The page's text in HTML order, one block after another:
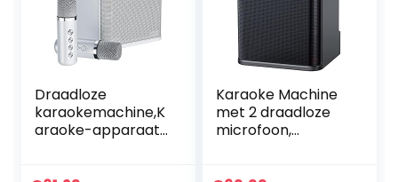
Draadloze
karaokemachine,K
araoke-apparaat
Karaoke Machine
met 2 draadloze
microfoon,